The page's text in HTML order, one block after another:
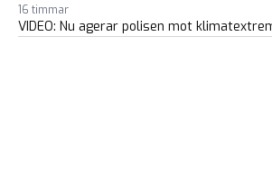
16 timmar
VIDEO: Nu agerar polisen mot